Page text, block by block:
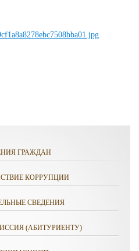
ГРАЖДАН
КОРРУПЦИИ
СВЕДЕНИЯ
(АБИТУРИЕНТУ)